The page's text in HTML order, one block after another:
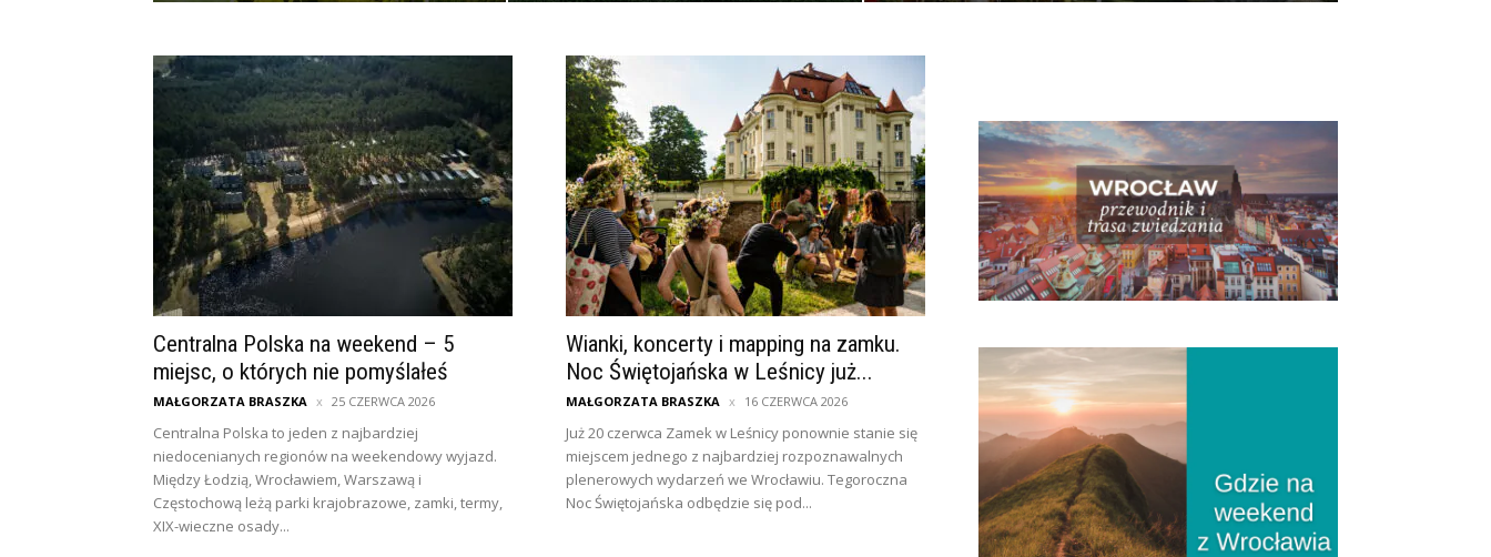
Centralna Polska na weekend – 5
miejsc, o których nie pomyślałeś
MAŁGORZATA BRASZKA 25 CZERWCA 2026
Centralna Polska to jeden z najbardziej
niedocenianych regionów na weekendowy wyjazd.
Między Łodzią, Wrocławiem, Warszawą i
Częstochową leżą parki krajobrazowe, zamki, termy,
XIX-wieczne osady...
Wianki, koncerty i mapping na zamku.
Noc Świętojańska w Leśnicy już...
MAŁGORZATA BRASZKA 16 CZERWCA 2026
Już 20 czerwca Zamek w Leśnicy ponownie stanie się
miejscem jednego z najbardziej rozpoznawalnych
plenerowych wydarzeń we Wrocławiu. Tegoroczna
Noc Świętojańska odbędzie się pod...